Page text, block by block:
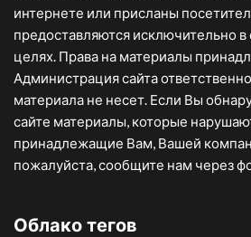
интернете или присланы
предоставляются исключительно
целях. Права на материалы
Администрация сайта
материала не несет. Если Вы
сайте материалы, которые
принадлежащие Вам, Вашей
пожалуйста, сообщите нам через
Облако тегов